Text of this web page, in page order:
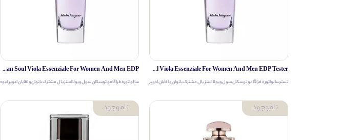
Salvatore Ferragamo Tuscan Soul Viola Essenziale For Women And Men EDP Tester
تسترسالواتوره فراگامو توسکان سول ویولا اسنزیال مشترک بانوان و اقایان ادوپرفیوم
Salvatore Ferragamo Tuscan Soul Viola Essenziale For Women And Men EDP
سالواتوره فراگامو توسکان سول ویولا اسنزیال مشترک بانوان و اقایان ادوپرفیوم